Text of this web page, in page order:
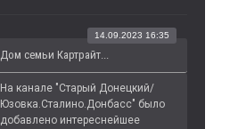
Дом семьи Картрайт...
14.09.2023 16:35
На канале "Старый Донецкий/
Юзовка.Сталино.Донбасс" было
добавлено интереснейшее